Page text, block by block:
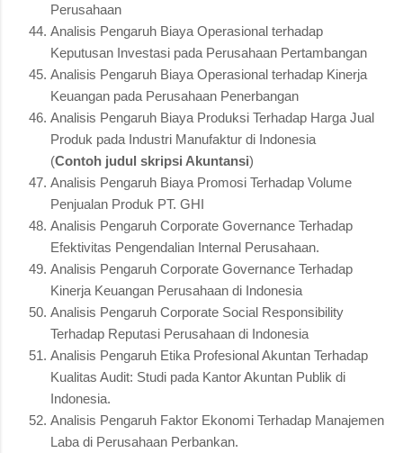
Perusahaan
Analisis Pengaruh Biaya Operasional terhadap
Keputusan Investasi pada Perusahaan Pertambangan
Analisis Pengaruh Biaya Operasional terhadap Kinerja
Keuangan pada Perusahaan Penerbangan
Analisis Pengaruh Biaya Produksi Terhadap Harga Jual
Produk pada Industri Manufaktur di Indonesia
(Contoh judul skripsi Akuntansi)
Analisis Pengaruh Biaya Promosi Terhadap Volume
Penjualan Produk PT. GHI
Analisis Pengaruh Corporate Governance Terhadap
Efektivitas Pengendalian Internal Perusahaan.
Analisis Pengaruh Corporate Governance Terhadap
Kinerja Keuangan Perusahaan di Indonesia
Analisis Pengaruh Corporate Social Responsibility
Terhadap Reputasi Perusahaan di Indonesia
Analisis Pengaruh Etika Profesional Akuntan Terhadap
Kualitas Audit: Studi pada Kantor Akuntan Publik di
Indonesia.
Analisis Pengaruh Faktor Ekonomi Terhadap Manajemen
Laba di Perusahaan Perbankan.